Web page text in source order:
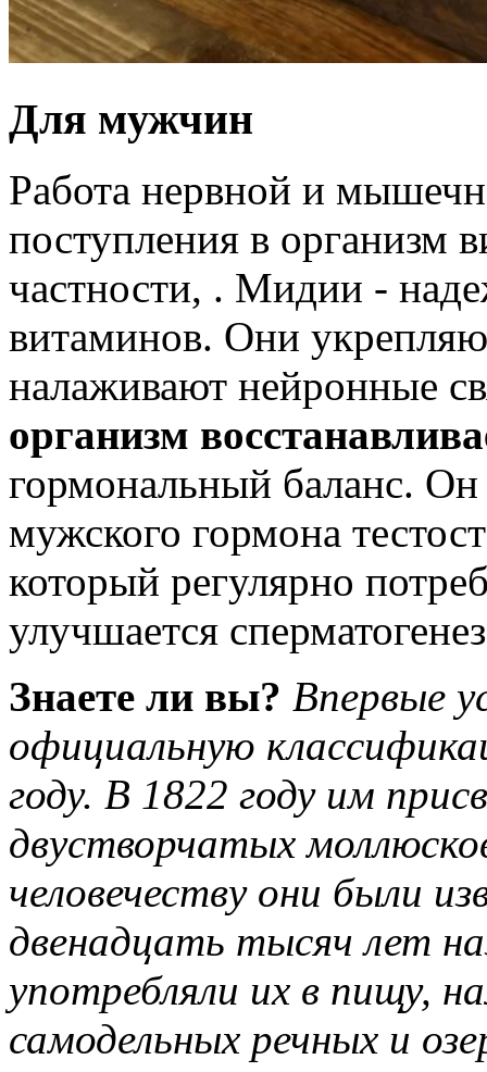
Для мужчин
Работа нервной и
поступления в организм
частности, . Мидии -
витаминов. Они
налаживают нейронные
организм
гормональный баланс. Он
мужского гормона
который регулярно
улучшается
Знаете ли вы? Впервые
официальную
году. В 1822 году им
двустворчатых
человечеству они были
двенадцать тысяч лет
употребляли их в пищу,
самодельных речных и